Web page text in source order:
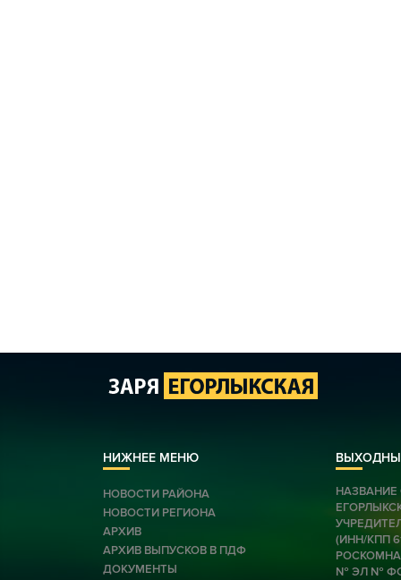
НИЖНЕЕ МЕНЮ
НОВОСТИ РАЙОНА
НОВОСТИ РЕГИОНА
АРХИВ
АРХИВ ВЫПУСКОВ В ПДФ
ДОКУМЕНТЫ
НАЗВАНИЕ
(ИНН/КПП
№ ЭЛ № ФС